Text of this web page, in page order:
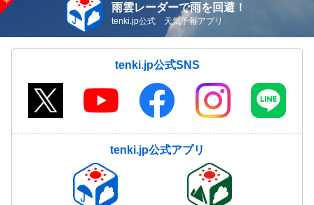
雨雲レーダーで雨を回避！
tenki.jp公式 天気予報アプリ
tenki.jp公式SNS
tenki.jp公式アプリ